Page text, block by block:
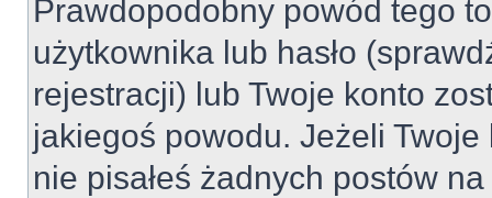
Prawdopodobny powód tego
użytkownika lub hasło
rejestracji) lub Twoje konto
jakiegoś powodu. Jeżeli
nie pisałeś żadnych postów